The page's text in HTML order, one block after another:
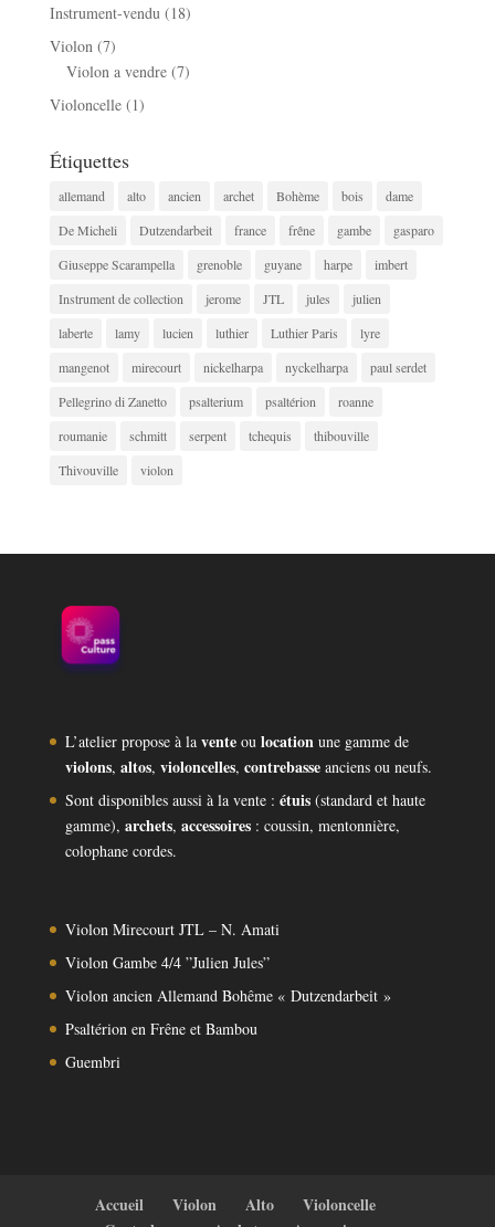
Instrument-vendu (18)
Violon (7)
Violon a vendre(7)
Violoncelle(1)
Étiquettes
allemand alto ancien archet Bohème bois
dame
De Micheli
Dutzendarbeit france frêne gambe
gasparo
Giuseppe Scarampella
grenoble guyane harpe
imbert
Instrument de collection
jerome JTL jules
julien
laberte
lamy lucien luthier Luthier Paris
lyre
mangenot
mirecourt nickelharpa nyckelharpa
paul serdet
Pellegrino di Zanetto
psalterium psaltérion
roanne
roumanie
schmitt serpent tchequis
thibouville
Thivouville
violon
L’atelier propose à laventeou locationune gamme de
violons, altos, violoncelles, contrebasseanciens ou neufs.
Sont disponibles aussi à la vente : étuis(standard et haute
gamme), archets, accessoires: coussin, mentonnière,
colophane cordes.
Violon Mirecourt JTL – N. Amati
Violon Gambe 4/4 ”Julien Jules”
Violon ancien Allemand Bohême « Dutzendarbeit »
Psaltérion en Frêne et Bambou
Guembri
Accueil Violon Alto
Violoncelle